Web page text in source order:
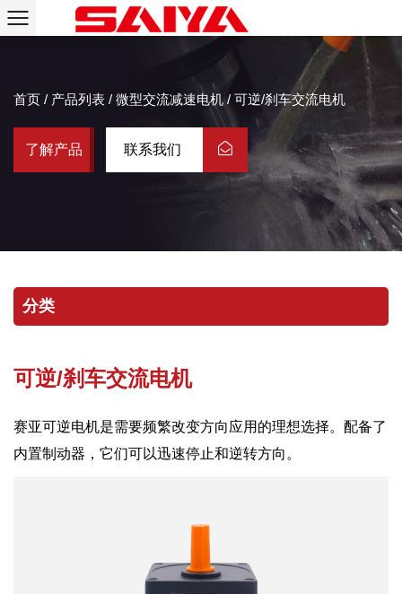
首页 / 产品列表 / 微型交流减速电机 / 可逆/刹车交流电机
了解产品 联系我们
分类
可逆/刹车交流电机
赛亚可逆电机是需要频繁改变方向应用的理想选择。配备了
内置制动器，它们可以迅速停止和逆转方向。